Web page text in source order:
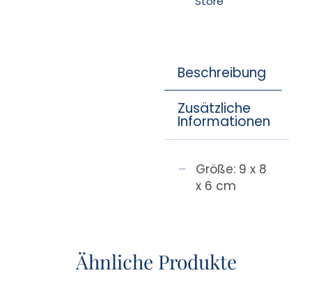
Beschreibung
Zusätzliche
Informationen
Größe: 9 x 8
x 6 cm
Ähnliche Produkte